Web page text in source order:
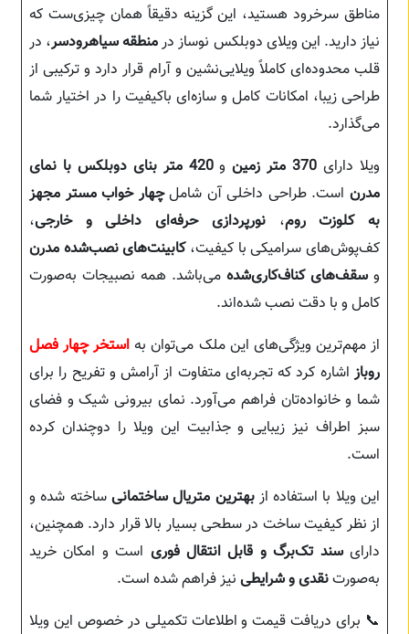
مناطق سرخرود هستید، این گزینه دقیقاً همان چیزی‌ست که
نیاز دارید. این ویلای دوبلکس نوساز درمنطقه سیاهرودسر، در
قلب محدوده‌ای کاملاً ویلایی‌نشین و آرام قرار دارد و ترکیبی از
طراحی زیبا، امکانات کامل و سازه‌ای باکیفیت را در اختیار شما
می‌گذارد.
ویلا دارای 370 متر زمین و
420 متر بنای دوبلکس با نمای
مدرناست. طراحی داخلی آن شاملچهار خواب مستر مجهز
به کلوزت روم،نورپردازی حرفه‌ای داخلی و خارجی،
کف‌پوش‌های سرامیکی با کیفیت،کابینت‌های نصب‌شده مدرن
و سقف‌های کناف‌کاری‌شده می‌باشد. همه نصبیجات به‌صورت
کامل و با دقت نصب شده‌اند.
از مهم‌ترین ویژگی‌های این ملک می‌توان به استخر چهار فصل
روباز اشاره کرد که تجربه‌ای متفاوت از آرامش و تفریح را برای
شما و خانواده‌تان فراهم می‌آورد. نمای بیرونی شیک و فضای
سبز اطراف نیز زیبایی و جذابیت این ویلا را دوچندان کرده
است.
این ویلا با استفاده ازبهترین متریال ساختمانی ساخته شده و
از نظر کیفیت ساخت در سطحی بسیار بالا قرار دارد. همچنین،
دارایسند تک‌برگ و قابل انتقال فوری است و امکان خرید
به‌صورتنقدی و شرایطی نیز فراهم شده است.
📞 برای دریافت قیمت و اطلاعات تکمیلی در خصوص این ویلا